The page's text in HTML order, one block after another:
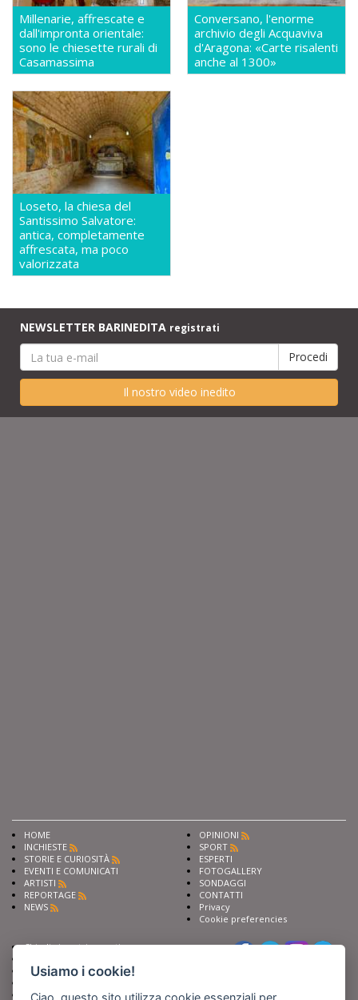
Millenarie, affrescate e
dall'impronta orientale:
sono le chiesette rurali di
Casamassima
Conversano, l'enorme
archivio degli Acquaviva
d'Aragona: «Carte risalenti
anche al 1300»
Loseto, la chiesa del
Santissimo Salvatore:
antica, completamente
affrescata, ma poco
valorizzata
NEWSLETTER BARINEDITA registrati
Il nostro video inedito
HOME
INCHIESTE
STORIE E CURIOSITÀ
EVENTI E COMUNICATI
ARTISTI
REPORTAGE
NEWS
OPINIONI
SPORT
ESPERTI
FOTOGALLERY
SONDAGGI
CONTATTI
Privacy
Cookie preferencies
Chiedi ai nostri esperti
Fai pubblicità con noi
Iscriviti al nostro corso di
Usiamo i cookie!
Ciao, questo sito utilizza cookie essenziali per